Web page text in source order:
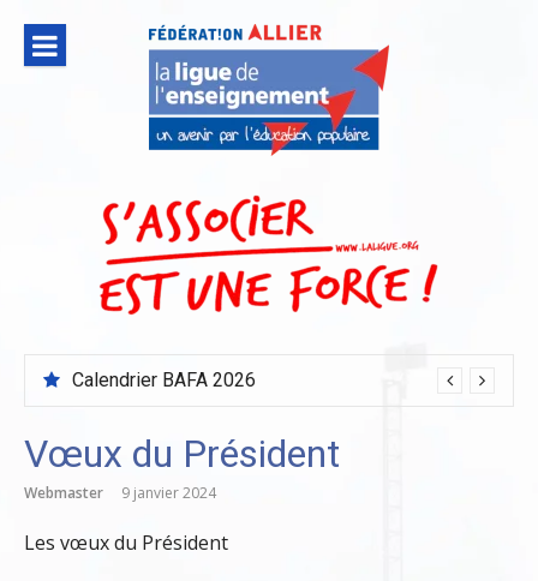
contenu
Calendrier BAFA 2026
Vœux du Président
Webmaster 9 janvier 2024
Les vœux du Président